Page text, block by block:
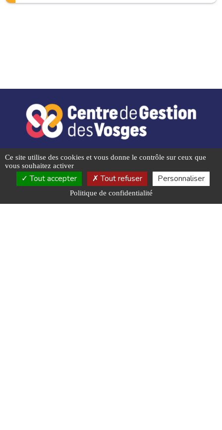
Notre mission,
faciliter les vôtres
Ce site utilise des cookies et vous donne le contrôle sur ceux que
vous souhaitez activer
Tout accepter Tout refuser Personnaliser
Politique de confidentialité